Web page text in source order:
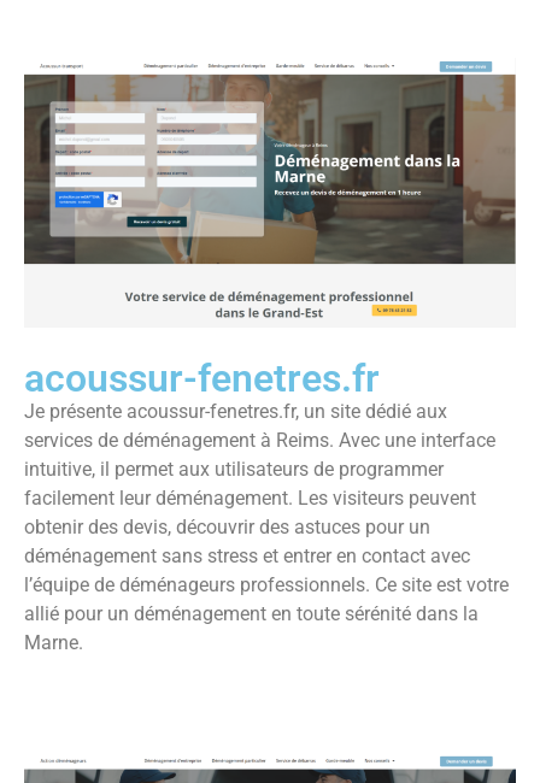
acoussur-fenetres.fr
Je présente acoussur-fenetres.fr, un site dédié aux
services de déménagement à Reims. Avec une interface
intuitive, il permet aux utilisateurs de programmer
facilement leur déménagement. Les visiteurs peuvent
obtenir des devis, découvrir des astuces pour un
déménagement sans stress et entrer en contact avec
l’équipe de déménageurs professionnels. Ce site est votre
allié pour un déménagement en toute sérénité dans la
Marne.